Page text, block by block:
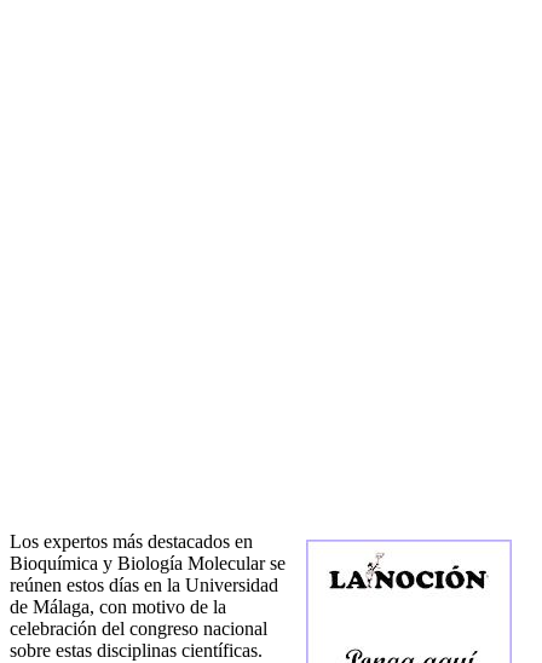
Los expertos más destacados en
Bioquímica y Biología Molecular se
reúnen estos días en la Universidad
de Málaga, con motivo de la
celebración del congreso nacional
sobre estas disciplinas científicas.